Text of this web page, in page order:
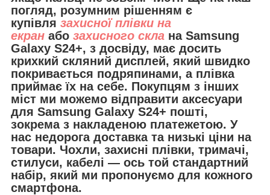
погляд, розумним рішенням є
купівля захисної плівки на
екран або захисного скла на Samsung
Galaxy S24+, з досвіду, має досить
крихкий скляний дисплей, який швидко
покривається подряпинами, а плівка
приймає їх на себе. Покупцям з інших
міст ми можемо відправити аксесуари
для Samsung Galaxy S24+ пошті,
зокрема з накладеною платежетою. У
нас недорога доставка та низькі ціни на
товари. Чохли, захисні плівки, тримачі,
стилуси, кабелі — ось той стандартний
набір, який ми пропонуємо для кожного
смартфона.